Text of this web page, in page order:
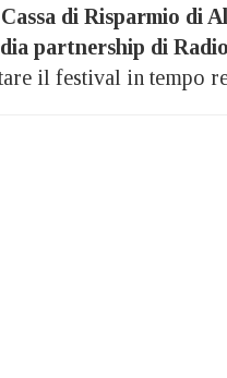
di Risparmio di
partnership di
il festival in tempo